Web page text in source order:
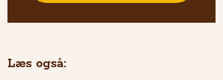
Læs også: